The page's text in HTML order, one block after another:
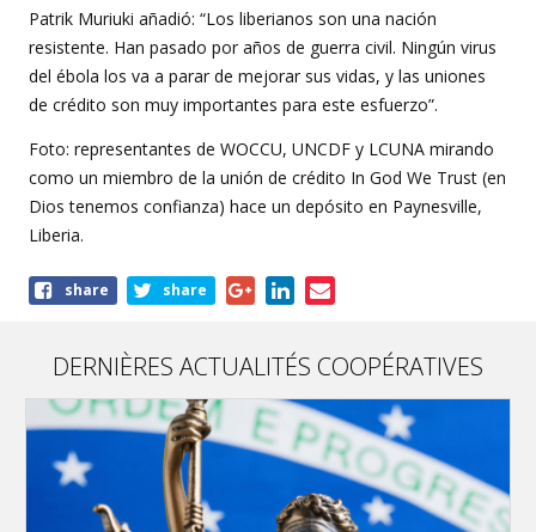
Patrik Muriuki añadió: “Los liberianos son una nación
resistente. Han pasado por años de guerra civil. Ningún virus
del ébola los va a parar de mejorar sus vidas, y las uniones
de crédito son muy importantes para este esfuerzo”.
Foto: representantes de WOCCU, UNCDF y LCUNA mirando
como un miembro de la unión de crédito In God We Trust (en
Dios tenemos confianza) hace un depósito en Paynesville,
Liberia.
Shareshare share
DERNIÈRES ACTUALITÉS COOPÉRATIVES